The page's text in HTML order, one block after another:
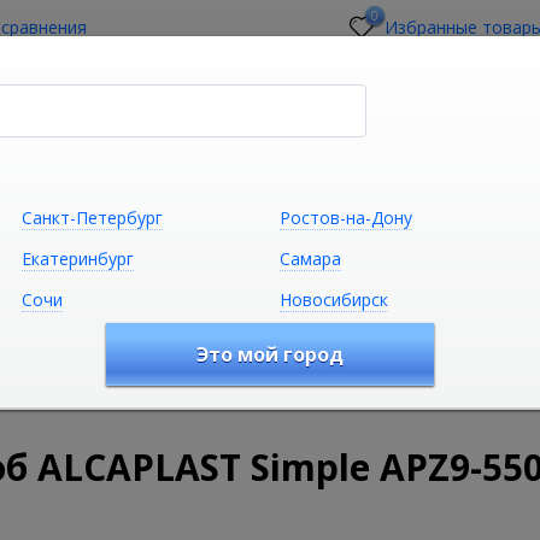
0 Избранные
Сантехника Климатическая
Дренажные каналы для ванной
Душевые лотки
Simple APZ9-
Санкт-Петербург
Ростов-на-Дону
Екатеринбург
Самара
Сочи Новосибирск
Это мой город